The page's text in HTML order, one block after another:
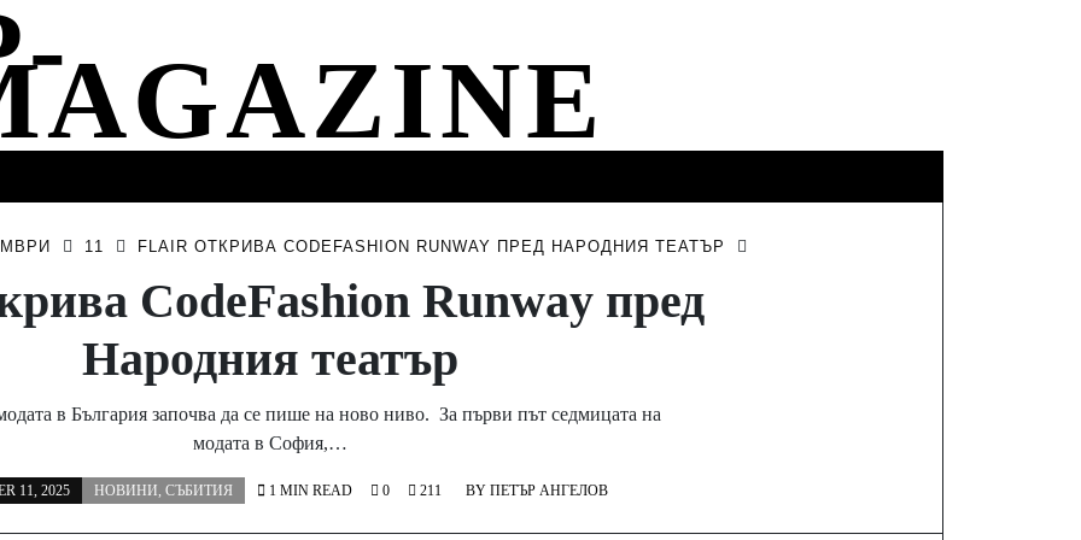
11 FLAIR ОТКРИВА CODEFASHION RUNWAY ПРЕД НАРОДНИЯ ТЕАТЪР
CodeFashion Runway пред
Народния театър
в България започва да се пише на ново ниво. За първи път седмицата на
модата в София,…
11, 2025 НОВИНИ, СЪБИТИЯ BY ПЕТЪР АНГЕЛОВ
1 MIN READ 0 211